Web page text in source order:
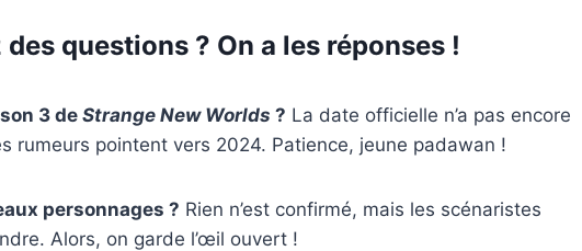
questions ? On a les réponses !
3 deStrange New Worlds ? La date officielle n’a pas encore
rumeurs pointent vers 2024. Patience, jeune padawan !
personnages ? Rien n’est confirmé, mais les scénaristes
Alors, on garde l’œil ouvert !